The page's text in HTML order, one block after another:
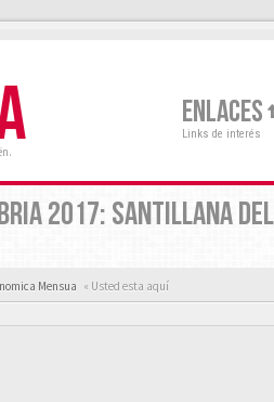
ENLACES
Links de interés
2017: SANTILLANA
Mensua « Usted esta aquí